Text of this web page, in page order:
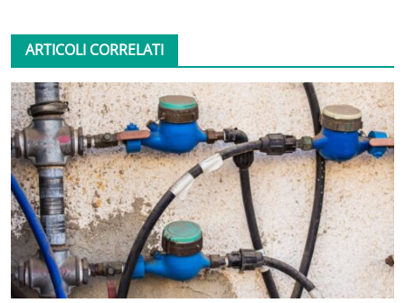
ARTICOLI CORRELATI